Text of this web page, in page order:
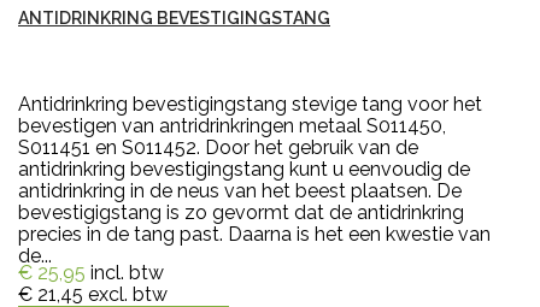
ANTIDRINKRING BEVESTIGINGSTANG
Antidrinkring bevestigingstang stevige tang voor het
bevestigen van antridrinkringen metaal S011450,
S011451 en S011452. Door het gebruik van de
antidrinkring bevestigingstang kunt u eenvoudig de
antidrinkring in de neus van het beest plaatsen. De
bevestigigstang is zo gevormt dat de antidrinkring
precies in de tang past. Daarna is het een kwestie van
de...
€ 25,95 incl. btw
€ 21,45 excl. btw